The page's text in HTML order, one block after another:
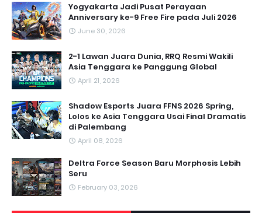
Yogyakarta Jadi Pusat Perayaan
Anniversary ke-9 Free Fire pada Juli 2026
June 30, 2026
2-1 Lawan Juara Dunia, RRQ Resmi Wakili
Asia Tenggara ke Panggung Global
April 21, 2026
Shadow Esports Juara FFNS 2026 Spring,
Lolos ke Asia Tenggara Usai Final Dramatis
di Palembang
April 08, 2026
Deltra Force Season Baru Morphosis Lebih
Seru
February 03, 2026